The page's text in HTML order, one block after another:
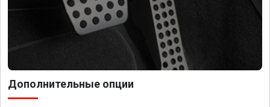
Дополнительные опции